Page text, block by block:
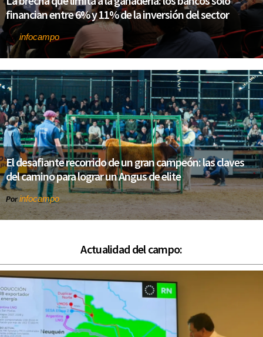
financian entre 6% y 11% de la inversión del sector
Porinfocampo
El desafiante recorrido de un gran campeón: las claves
del camino para lograr un Angus de elite
Por infocampo
Actualidad del campo: